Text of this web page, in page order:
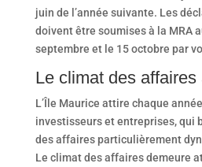
juin de l’année suivante. Les
doivent être soumises à la MRA
septembre et le 15 octobre par
Le climat des affaires
L’Île Maurice attire chaque
investisseurs et entreprises, qui
des affaires particulièrement
Le climat des affaires demeure